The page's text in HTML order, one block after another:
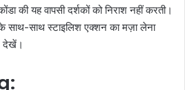
की यह वापसी दर्शकों को निराश नहीं करती।
साथ स्टाइलिश एक्शन का मज़ा लेना
देखें।